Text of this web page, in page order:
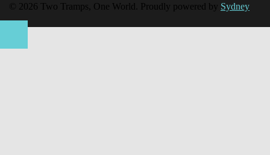
© 2026 Two Tramps, One World. Proudly powered by Sydney